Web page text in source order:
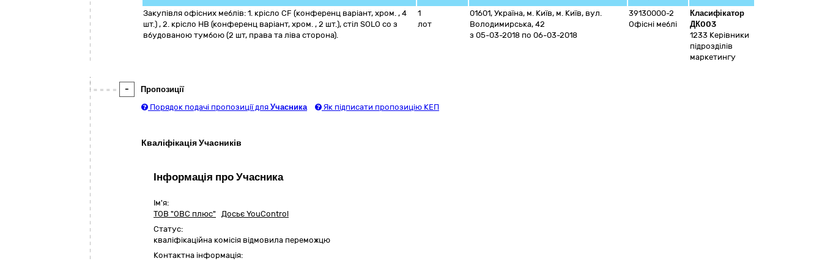
Закупівля офісних меблів: 1. крісло CF (конференц варіант, хром. , 4
шт.) , 2. крісло НВ (конференц варіант, хром. , 2 шт.), стіл SOLO со з
вбудованою тумбою (2 шт, права та ліва сторона).
1
лот
01601, Україна, м. Київ, м. Київ, вул.
Володимирська, 42
з 05-03-2018 по 06-03-2018
39130000-2
Офісні меблі
Класифікатор
ДК003
1233 Керівники
підрозділів
маркетингу
-
Пропозиції
Порядок подачі пропозиції для Учасника Як підписати пропозицію КЕП
Кваліфікація Учасників
Інформація про Учасника
Ім'я:
ТОВ "ОВС плюс" Досьє YouControl
Статус:
кваліфікаційна комісія відмовила переможцю
Контактна інформація: